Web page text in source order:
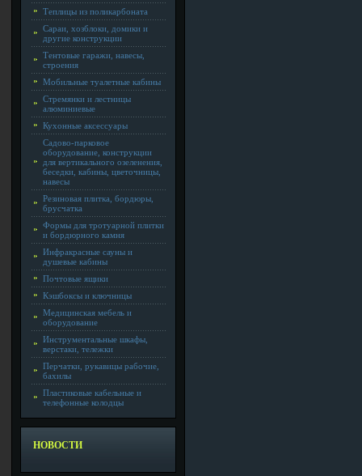
Теплицы из поликарбоната
Сараи, хозблоки, домики и
другие конструкции
Тентовые гаражи, навесы,
строения
Мобильные туалетные кабины
Стремянки и лестницы
алюминиевые
Кухонные аксессуары
Садово-парковое
оборудование, конструкции
для вертикального озеленения,
беседки, кабины, цветочницы,
навесы
Резиновая плитка, бордюры,
брусчатка
Формы для тротуарной плитки
и бордюрного камня
Инфракрасные сауны и
душевые кабины
Почтовые ящики
Кэшбоксы и ключницы
Медицинская мебель и
оборудование
Инструментальные шкафы,
верстаки, тележки
Перчатки, рукавицы рабочие,
бахилы
Пластиковые кабельные и
телефонные колодцы
НОВОСТИ